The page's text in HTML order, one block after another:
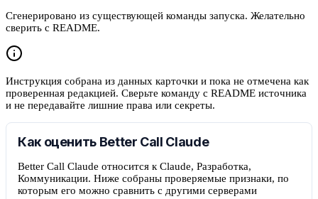
Сгенерировано из существующей команды запуска. Желательно
сверить с README.
Инструкция собрана из данных карточки и пока не отмечена как
проверенная редакцией. Сверьте команду с README источника
и не передавайте лишние права или секреты.
Как оценить Better Call Claude
Better Call Claude относится к Claude, Разработка,
Коммуникации. Ниже собраны проверяемые признаки, по
которым его можно сравнить с другими серверами